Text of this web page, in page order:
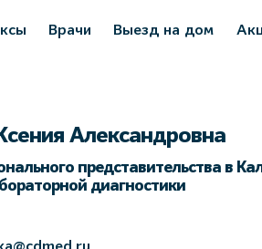
Врачи Выезд на дом
Александровна
представительства в
диагностики